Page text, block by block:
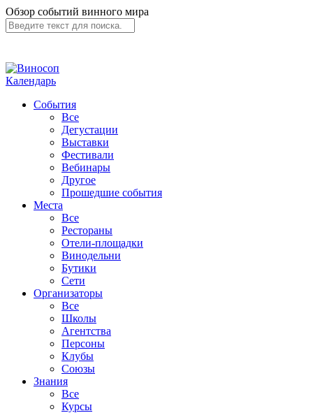
Обзор событий винного мира
Календарь
События
Все
Дегустации
Выставки
Фестивали
Вебинары
Другое
Прошедшие события
Места
Все
Рестораны
Отели-площадки
Винодельни
Бутики
Сети
Организаторы
Все
Школы
Агентства
Персоны
Клубы
Союзы
Знания
Все
Курсы